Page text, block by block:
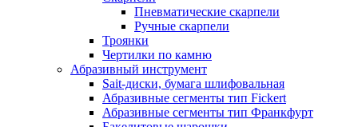
Пневматические скарпели
Ручные скарпели
Троянки
Чертилки по камню
Абразивный инструмент
Sait-диски, бумага шлифовальная
Абразивные сегменты тип Fickert
Абразивные сегменты тип Франкфурт